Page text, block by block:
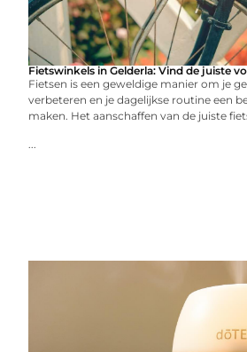
Fietswinkels in Gelderla: Vind de juiste
Fietsen is een geweldige manier om je
verbeteren en je dagelijkse routine een
maken. Het aanschaffen van de juiste
...